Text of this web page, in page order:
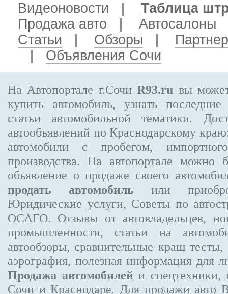
Видеоновости
Таблица
Продажа авто
Автосалоны
Статьи
Обзоры
Объявления Сочи
На Автопортале г.СочиR93.ru вы
купить автомобиль, узнать
статьи автомобильной тематики.
автообъявлений по Краснодарскому
автомобили с пробегом,
производства. На автопортале можно
объявление о продаже своего
продать автомобиль или
Юридические услуги, Советы по
ОСАГО. Отзывы от автовладельцев,
промышленности, статьи на
автообзоры, сравнительные краш
аэрография, полезная информация для
Продажа автомобилей и спецтехники,
Сочи и Краснодаре. Для продажи авто